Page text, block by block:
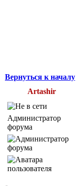
Вернуться к началу
Artashir
Администратор
форума